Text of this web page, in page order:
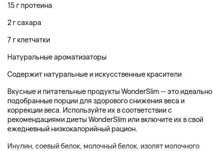
15 г протеина
2 г сахара
7 г клетчатки
Натуральные ароматизаторы
Содержит натуральные и искусственные красители
Вкусные и питательные продукты WonderSlim — это идеально
подобранные порции для здорового снижения веса и
коррекции веса. Используйте их в соответствии с
рекомендациями диеты WonderSlim или включите их в свой
ежедневный низкокалорийный рацион.
Инулин, соевый белок, молочный белок, изолят молочного